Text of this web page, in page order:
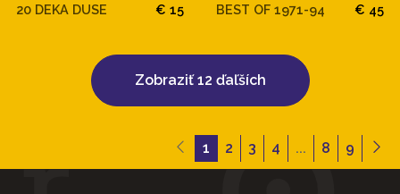
20 DEKA DUSE € 15 BEST OF 1971-94 € 45
Zobraziť 12 ďaľších
1 2 3 4 ... 8 9